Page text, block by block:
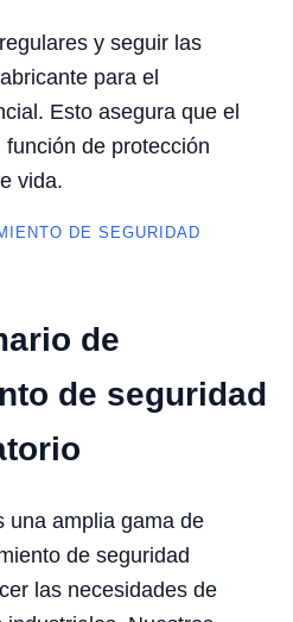
y seguir las
para el
Esto asegura que el
de protección
vida.
DE SEGURIDAD
de
de seguridad
una amplia gama de
de seguridad
las necesidades de